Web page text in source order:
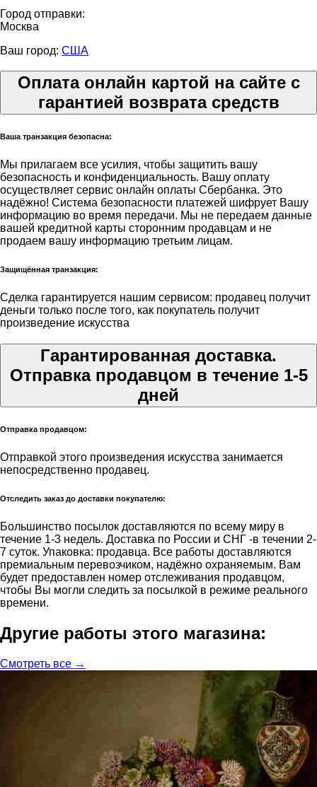
Город отправки:
Москва
Ваш город: США
Оплата онлайн картой на сайте с
гарантией возврата средств
Ваша транзакция безопасна:
Мы прилагаем все усилия, чтобы защитить вашу
безопасность и конфиденциальность. Вашу оплату
осуществляет сервис онлайн оплаты Сбербанка. Это
надёжно! Система безопасности платежей шифрует Вашу
информацию во время передачи. Мы не передаем данные
вашей кредитной карты сторонним продавцам и не
продаем вашу информацию третьим лицам.
Защищённая транзакция:
Сделка гарантируется нашим сервисом: продавец получит
деньги только после того, как покупатель получит
произведение искусства
Гарантированная доставка.
Отправка продавцом в течение 1-5
дней
Отправка продавцом:
Отправкой этого произведения искусства занимается
непосредственно продавец.
Отследить заказ до доставки покупателю:
Большинство посылок доставляются по всему миру в
течение 1-3 недель. Доставка по России и СНГ -в течении 2-
7 суток. Упаковка: продавца. Все работы доставляются
премиальным перевозчиком, надёжно охраняемым. Вам
будет предоставлен номер отслеживания продавцом,
чтобы Вы могли следить за посылкой в режиме реального
времени.
Другие работы этого магазина:
Смотреть все →